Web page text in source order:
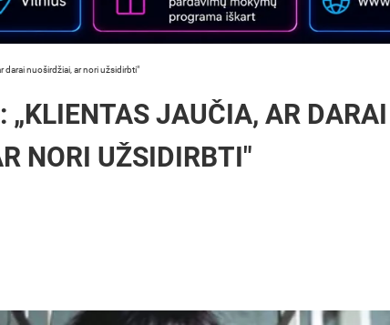
darai nuoširdžiai, ar nori užsidirbti"
„KLIENTAS JAUČIA, AR DARAI
NORI UŽSIDIRBTI"